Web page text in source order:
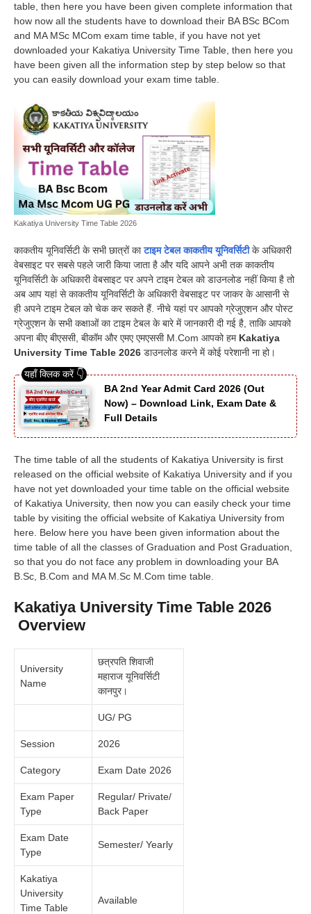
table, then here you have been given complete information that
how now all the students have to download their BA BSc BCom
and MA MSc MCom exam time table, if you have not yet
downloaded your Kakatiya University Time Table, then here you
have been given all the information step by step below so that
you can easily download your exam time table.
Kakatiya University Time Table 2026
काकतीय यूनिवर्सिटी के सभी छात्रों का टाइम टेबल काकतीय यूनिवर्सिटी के अधिकारी
वेबसाइट पर सबसे पहले जारी किया जाता है और यदि आपने अभी तक काकतीय
यूनिवर्सिटी के अधिकारी वेबसाइट पर अपने टाइम टेबल को डाउनलोड नहीं किया है तो
अब आप यहां से काकतीय यूनिवर्सिटी के अधिकारी वेबसाइट पर जाकर के आसानी से
ही अपने टाइम टेबल को चेक कर सकते हैं. नीचे यहां पर आपको ग्रेजुएशन और पोस्ट
ग्रेजुएशन के सभी कक्षाओं का टाइम टेबल के बारे में जानकारी दी गई है, ताकि आपको
अपना बीए बीएससी, बीकॉम और एमए एमएससी M.Com आपको हम Kakatiya
University Time Table 2026 डाउनलोड करने में कोई परेशानी ना हो।
BA 2nd Year Admit Card 2026 (Out
Now) – Download Link, Exam Date &
Full Details
The time table of all the students of Kakatiya University is first
released on the official website of Kakatiya University and if you
have not yet downloaded your time table on the official website
of Kakatiya University, then now you can easily check your time
table by visiting the official website of Kakatiya University from
here. Below here you have been given information about the
time table of all the classes of Graduation and Post Graduation,
so that you do not face any problem in downloading your BA
B.Sc, B.Com and MA M.Sc M.Com time table.
Kakatiya University Time Table 2026
Overview
University
Name
छत्रपति शिवाजी
महाराज यूनिवर्सिटी
कानपुर।
UG/ PG
Session 2026
Category Exam Date 2026
Exam Paper
Type
Regular/ Private/
Back Paper
Exam Date
Type
Semester/ Yearly
Kakatiya
University
Time Table
Available